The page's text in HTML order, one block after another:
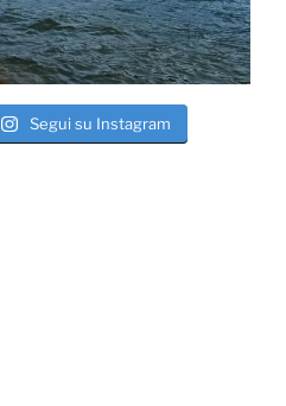
Segui su Instagram